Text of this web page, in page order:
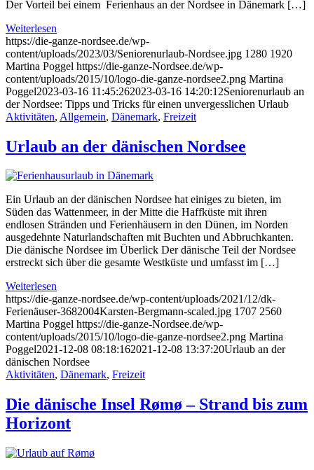
Der Vorteil bei einem Ferienhaus an der Nordsee in Dänemark […]
Weiterlesen
https://die-ganze-nordsee.de/wp-
content/uploads/2023/03/Seniorenurlaub-Nordsee.jpg 1280 1920
Martina Poggel https://die-ganze-Nordsee.de/wp-
content/uploads/2015/10/logo-die-ganze-nordsee2.png Martina
Poggel2023-03-16 11:45:262023-03-16 14:20:12Seniorenurlaub an
der Nordsee: Tipps und Tricks für einen unvergesslichen Urlaub
Aktivitäten, Allgemein, Dänemark, Freizeit
Urlaub an der dänischen Nordsee
Ein Urlaub an der dänischen Nordsee hat einiges zu bieten, im
Süden das Wattenmeer, in der Mitte die Haffküste mit ihren
endlosen Stränden und Ferienhäusern in den Dünen, im Norden
ausgedehnte Naturlandschaften mit Buchten und Abbruchkanten.
Die dänische Nordsee im Überlick Der dänische Teil der Nordsee
erstreckt sich über die gesamte Westküste und umfasst im […]
Weiterlesen
https://die-ganze-nordsee.de/wp-content/uploads/2021/12/dk-
Ferienäuser-3682004Karsten-Bergmann-scaled.jpg 1707 2560
Martina Poggel https://die-ganze-Nordsee.de/wp-
content/uploads/2015/10/logo-die-ganze-nordsee2.png Martina
Poggel2021-12-08 08:18:162021-12-08 13:37:20Urlaub an der
dänischen Nordsee
Aktivitäten, Dänemark, Freizeit
Die dänische Insel Rømø – Strand bis zum
Horizont